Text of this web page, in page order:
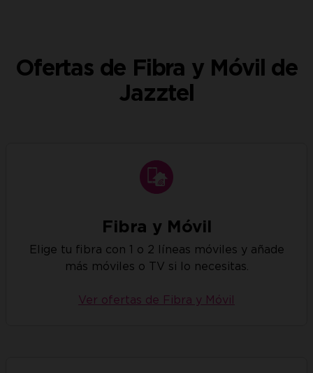
Ofertas de Fibra y Móvil de
Jazztel
Fibra y Móvil
Elige tu fibra con 1 o 2 líneas móviles y añade
más móviles o TV si lo necesitas.
Ver ofertas de Fibra y Móvil